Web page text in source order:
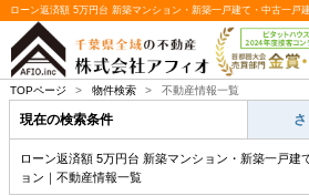
TOPページ > 物件検索 > 不動産情報一覧
現在の検索条件
ローン返済額 5万円台 新築マンション・新築一戸建
ョン｜不動産情報一覧